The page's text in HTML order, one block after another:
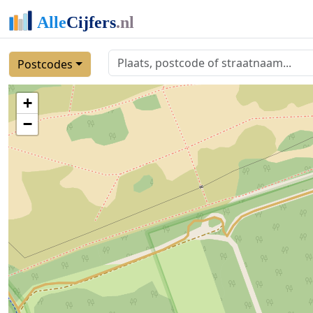
Postcodes
+
−